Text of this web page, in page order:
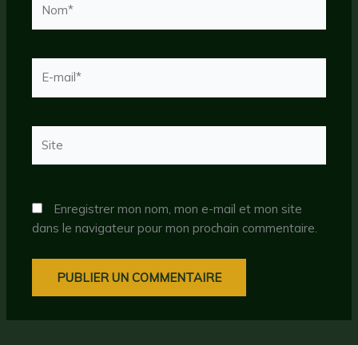
mail*
Enregistrer mon nom, mon e-mail et mon site
dans le navigateur pour mon prochain commentaire.